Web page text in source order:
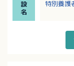
・65歳定
設
名
特別養